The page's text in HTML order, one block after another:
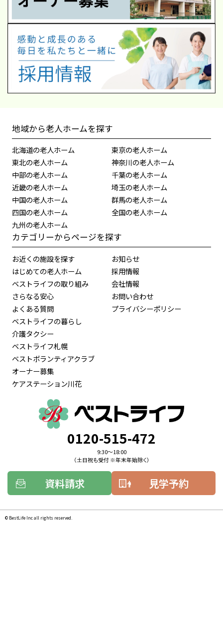
0120-515-472
9:30〜18:00
（土日祝も受付 ※年末年始除く）
資料請求 見学予約
地域から老人ホームを探す
北海道の老人ホーム
東北の老人ホーム
中部の老人ホーム
近畿の老人ホーム
中国の老人ホーム
四国の老人ホーム
九州の老人ホーム
東京の老人ホーム
神奈川の老人ホーム
千葉の老人ホーム
埼玉の老人ホーム
群馬の老人ホーム
全国の老人ホーム
カテゴリーからページを探す
お近くの施設を探す
はじめての老人ホーム
ベストライフの取り組み
さらなる安心
よくある質問
ベストライフの暮らし
介護タクシー
ベストライフ札幌
ベストボランティアクラブ
オーナー募集
ケアステーション川花
お知らせ
採用情報
会社情報
お問い合わせ
プライバシーポリシー
©︎ BestLife Inc all rights reserved.